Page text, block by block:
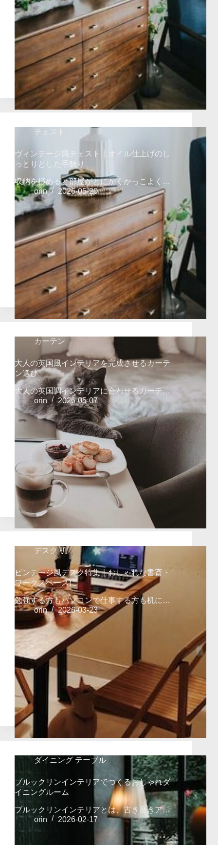
チェスト
ヴィンテージ風チェスト｜オイル仕上げのし
っとりとした手触り
収納を極めると部屋がとにかくかっこよく…
orin
2026-05-20
カーテン
大人の英国風インテリアを完成させるカーテ
ン選び
大人の英国調インテリアに合わせるカーテ…
orin
2026-05-07
デスク 机
ビンテージ風デスク特集｜おしゃれな書斎・
ワークスペースに
勉強する方もパソコンで仕事する方も机に…
orin
2026-03-23
ダイニング テーブル
ブルックリンインテリアでつくるおしゃれダ
イニングルーム
ブルックリンインテリアとは、古き良きア…
orin
2026-02-17